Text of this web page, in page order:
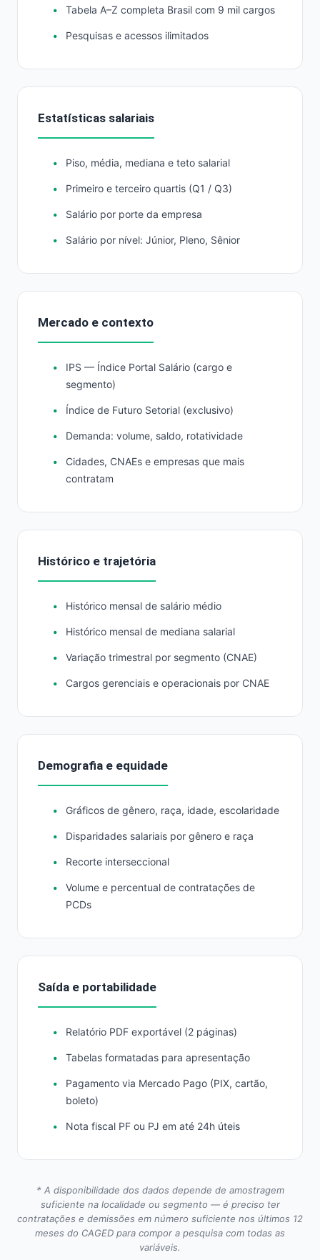
Tabela A–Z completa Brasil com 9 mil cargos
Pesquisas e acessos ilimitados
Estatísticas salariais
Piso, média, mediana e teto salarial
Primeiro e terceiro quartis (Q1 / Q3)
Salário por porte da empresa
Salário por nível: Júnior, Pleno, Sênior
Mercado e contexto
IPS — Índice Portal Salário (cargo e
segmento)
Índice de Futuro Setorial (exclusivo)
Demanda: volume, saldo, rotatividade
Cidades, CNAEs e empresas que mais
contratam
Histórico e trajetória
Histórico mensal de salário médio
Histórico mensal de mediana salarial
Variação trimestral por segmento (CNAE)
Cargos gerenciais e operacionais por CNAE
Demografia e equidade
Gráficos de gênero, raça, idade, escolaridade
Disparidades salariais por gênero e raça
Recorte interseccional
Volume e percentual de contratações de
PCDs
Saída e portabilidade
Relatório PDF exportável (2 páginas)
Tabelas formatadas para apresentação
Pagamento via Mercado Pago (PIX, cartão,
boleto)
Nota fiscal PF ou PJ em até 24h úteis
* A disponibilidade dos dados depende de amostragem
suficiente na localidade ou segmento — é preciso ter
contratações e demissões em número suficiente nos últimos 12
meses do CAGED para compor a pesquisa com todas as
variáveis.